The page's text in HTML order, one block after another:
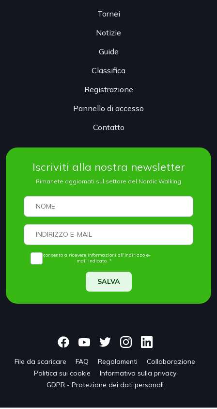
Tornei
Notizie
Guide
Classifica
Registrazione
Pannello di accesso
Contatto
Iscriviti alla nostra newsletter
Rimanete aggiornati sul settore del Nordic Walking
Acconsento a ricevere informazioni all'indirizzo e-
mail indicato. *
SALVA
File da scaricare FAQ Regolamenti
Collaborazione
Politica sui cookie
Informativa sulla privacy
GDPR - Protezione dei dati personali